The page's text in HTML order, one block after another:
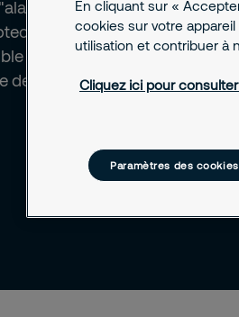
menace", afin de
soient mises en
des personnels
des exercices
En cliquant sur «
cookies sur votre
utilisation et contribuer à
Cliquez ici pour
Paramètres des cookies